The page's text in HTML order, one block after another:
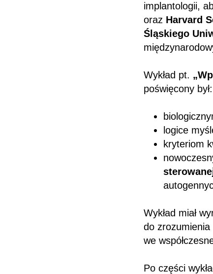
implantologii,
oraz Harvard
Śląskiego
Wykład pt.
poświęcony był:
logice
kryteriom
Wykład miał
do
we
Po części